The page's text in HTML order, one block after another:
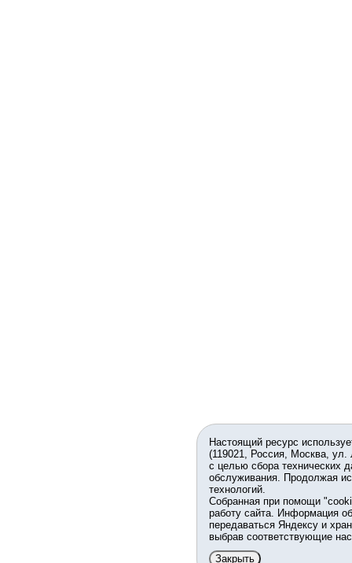
Настоящий ресурс
(119021, Россия, Москва,
с целью сбора технических
обслуживания. Продолжая
технологий.
Собранная при помощи
работу сайта. Информация
передаваться Яндексу и
выбрав соответствующие
Закрыть